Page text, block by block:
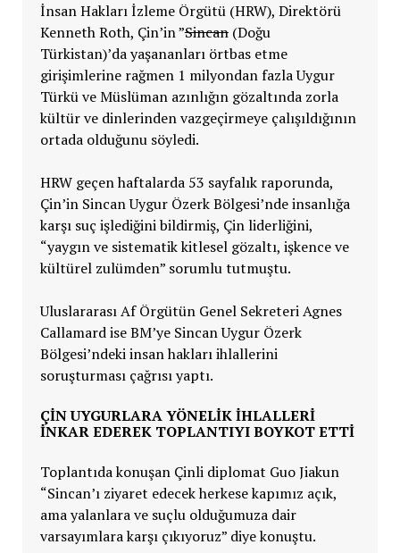
İnsan Hakları İzleme Örgütü (HRW), Direktörü
Kenneth Roth, Çin’in ”Sincan(Doğu
Türkistan)’da yaşananları örtbas etme
girişimlerine rağmen 1 milyondan fazla Uygur
Türkü ve Müslüman azınlığın gözaltında zorla
kültür ve dinlerinden vazgeçirmeye çalışıldığının
ortada olduğunu söyledi.
HRW geçen haftalarda 53 sayfalık raporunda,
Çin’in Sincan Uygur Özerk Bölgesi’nde insanlığa
karşı suç işlediğini bildirmiş, Çin liderliğini,
“yaygın ve sistematik kitlesel gözaltı, işkence ve
kültürel zulümden” sorumlu tutmuştu.
Uluslararası Af Örgütün Genel Sekreteri Agnes
Callamard ise BM’ye Sincan Uygur Özerk
Bölgesi’ndeki insan hakları ihlallerini
soruşturması çağrısı yaptı.
ÇIN UYGURLARA YÖNELIK IHLALLERI
INKAR EDEREK TOPLANTIYI BOYKOT ETTI
Toplantıda konuşan Çinli diplomat Guo Jiakun
“Sincan’ı ziyaret edecek herkese kapımız açık,
ama yalanlara ve suçlu olduğumuza dair
varsayımlara karşı çıkıyoruz” diye konuştu.